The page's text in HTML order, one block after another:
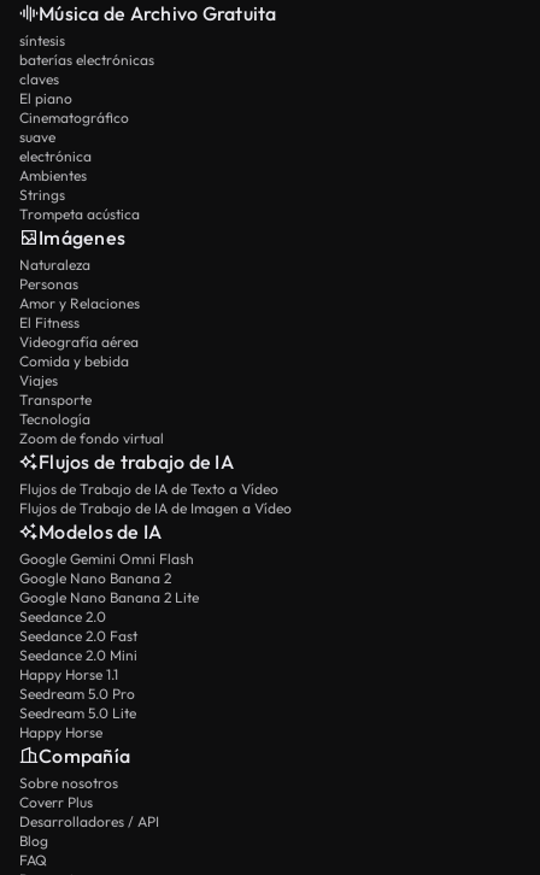
Música de Archivo Gratuita
síntesis
baterías electrónicas
claves
El piano
Cinematográfico
suave
electrónica
Ambientes
Strings
Trompeta acústica
Imágenes
Naturaleza
Personas
Amor y Relaciones
El Fitness
Videografía aérea
Comida y bebida
Viajes
Transporte
Tecnología
Zoom de fondo virtual
Flujos de trabajo de IA
Flujos de Trabajo de IA de Texto a Vídeo
Flujos de Trabajo de IA de Imagen a Vídeo
Modelos de IA
Google Gemini Omni Flash
Google Nano Banana 2
Google Nano Banana 2 Lite
Seedance 2.0
Seedance 2.0 Fast
Seedance 2.0 Mini
Happy Horse 1.1
Seedream 5.0 Pro
Seedream 5.0 Lite
Happy Horse
Compañía
Sobre nosotros
Coverr Plus
Desarrolladores / API
Blog
FAQ